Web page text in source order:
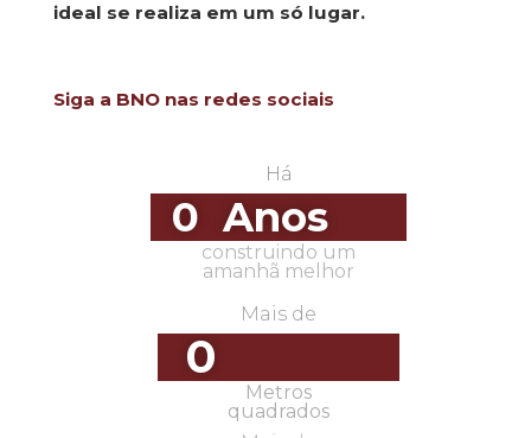
ideal se realiza em um só lugar.
Siga a BNO nas redes sociais
Há
0
  Anos
construindo um
amanhã melhor
Mais de
0
Metros
quadrados